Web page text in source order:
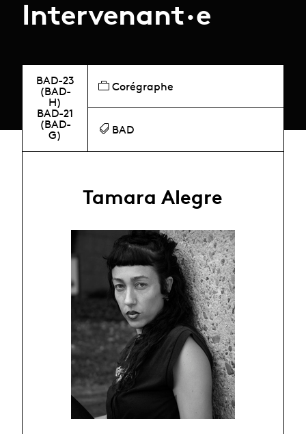
Intervenant·e
BAD-23
(BAD-
H)
BAD-21
(BAD-
G)
Corégraphe
BAD
Tamara Alegre